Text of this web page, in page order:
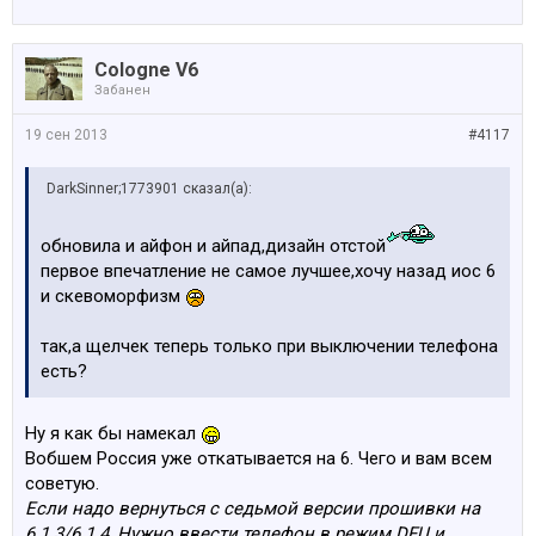
Cologne V6
Забанен
#4117
19 сен 2013
DarkSinner;1773901 сказал(а):
обновила и айфон и айпад,дизайн отстой
первое впечатление не самое лучшее,хочу назад иос 6
и скевоморфизм
так,а щелчек теперь только при выключении телефона
есть?
Ну я как бы намекал
Вобшем Россия уже откатывается на 6. Чего и вам всем
советую.
Если надо вернуться с седьмой версии прошивки на